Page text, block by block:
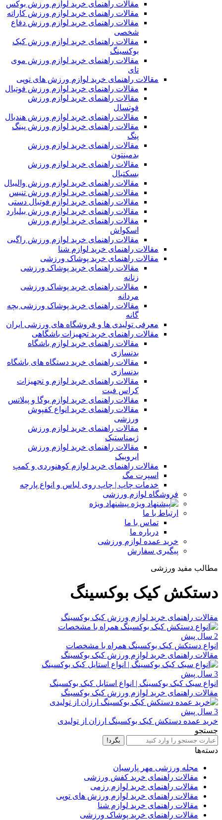
مقالات راهنمای خرید لوازم ورزش بوکس
مقالات راهنمای خرید لوازم ورزش کاراته
مقالات راهنمای خرید لوازم ورزش دفاع
شخصی
مقالات راهنمای خرید لوازم ورزش کیک
بوکسینگ
مقالات راهنمای خرید لوازم ورزش موی
تای
مقالات راهنمای خرید لوازم ورزش های توپی
مقالات راهنمای خرید لوازم ورزش فوتبال
مقالات راهنمای خرید لوازم ورزش
فوتسال
مقالات راهنمای خرید لوازم ورزش هندبال
مقالات راهنمای خرید لوازم ورزش پینگ
پنگ
مقالات راهنمای خرید لوازم ورزش
بدمینتون
مقالات راهنمای خرید لوازم ورزش
بسکتبال
مقالات راهنمای خرید لوازم ورزش والیبال
مقالات راهنمای خرید لوازم ورزش تنیس
مقالات راهنمای خرید لوازم فوتبال دستی
مقالات راهنمای خرید لوازم ورزش بیلیارد
مقالات راهنمای خرید لوازم ورزش
اسکواش
مقالات راهنمای خرید لوازم ورزش راگبی
مقالات راهنمای خرید لوازم شنا
مقالات راهنمای خرید پوشاک ورزشی
مقالات راهنمای خرید پوشاک ورزشی
زنانه
مقالات راهنمای خرید پوشاک ورزشی
مردانه
مقالات راهنمای خرید پوشاک ورزشی بچه
گانه
معرفی تولیدی ها و فروشگاه های ورزشی ایران
مقالات راهنمای خرید تجهیزات باشگاهی
مقالات راهنمای خرید لوازم باشگاه
بدنسازی
مقالات راهنمای خرید دستگاه های باشگاه
بدنسازی
مقالات راهنمای خرید لوازم و تجهیزات
کراس فیت
مقالات راهنمای خرید لوازم یوگا و پیلاتس
مقالات راهنمای خرید انواع کفپوش
ورزشی
مقالات راهنمای خرید لوازم ورزش
ژیمناستیک
مقالات راهنمای خرید لوازم ورزش
ایروبیک
مقالات راهنمای خرید لوازم کوهنوردی و کمپ
اسپرت مگ
خدمات چاپ | چاپ روی لباس و انواع پارچه
فروشگاه لوازم ورزشی
پیشنهاد ویژه
ارتباط با ما
تماس با ما
درباره ما
خرید عمده لوازم ورزشی
پیگیری سفارش
مطالب مفید ورزشی
دستکش کیک بوکسینگ
مقالات راهنمای خرید لوازم ورزش کیک بوکسینگ
2 سال پیش
انواع دستکش کیک بوکسینگ همراه با مشخصات
مقالات راهنمای خرید لوازم ورزش کیک بوکسینگ
3 سال پیش
انواع سبک کیک بوکسینگ | انواع استایل کیک بوکسینگ
مقالات راهنمای خرید لوازم ورزش کیک بوکسینگ
3 سال پیش
خرید عمده دستکش کیک بوکسینگ ارزان از تولیدی
جستجو
بگرد!
دسته‌ها
مجله ورزشی مهر پارسیان
مقالات راهنمای خرید کفش ورزشی
مقالات راهنمای خرید لوازم رزمی
مقالات راهنمای خرید لوازم ورزش های توپی
مقالات راهنمای خرید لوازم شنا
مقالات راهنمای خرید پوشاک ورزشی